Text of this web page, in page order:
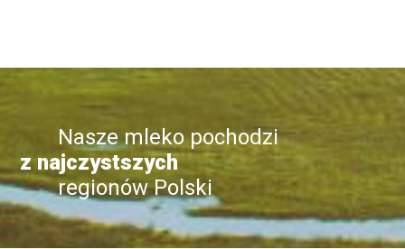
Nasze mleko pochodzi
z najczystszych
regionów Polski